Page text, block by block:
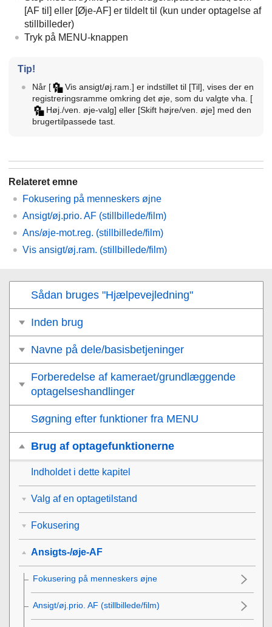
[AF til] eller [Øje-AF] er tildelt til (kun under optagelse af
stillbilleder)
Tryk på MENU-knappen
Tip!
Når [ Vis ansigt/øj.ram.] er indstillet til [Til] , vises der en
registreringsramme omkring det øje, som du valgte vha. [
Høj./ven. øje-valg] eller [Skift højre/ven. øje] med den
brugertilpassede tast.
Relateret emne
Fokusering på menneskers øjne
Ansigt/øj.prio. AF (stillbillede/film)
Ans/øje-mot.reg. (stillbillede/film)
Vis ansigt/øj.ram. (stillbillede/film)
Sådan bruges "Hjælpevejledning"
Inden brug
Navne på dele/basisbetjeninger
Forberedelse af kameraet/grundlæggende
optagelseshandlinger
Søgning efter funktioner fra MENU
Brug af optagefunktionerne
Indholdet i dette kapitel
Valg af en optagetilstand
Fokusering
Ansigts-/øje-AF
Fokusering på menneskers øjne
Ansigt/øj.prio. AF (stillbillede/film)